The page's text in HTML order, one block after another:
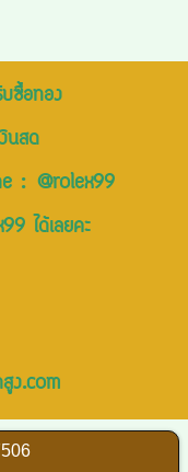
ซื้อทอง
นสด
: @rolex99
ได้เลยคะ
ง.com